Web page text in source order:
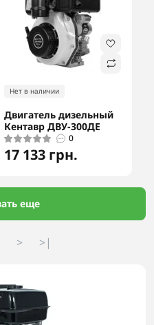
Нет в наличии
Двигатель дизельный
Кентавр ДВУ-300ДЕ
0
17 133 грн.
еще
> >|